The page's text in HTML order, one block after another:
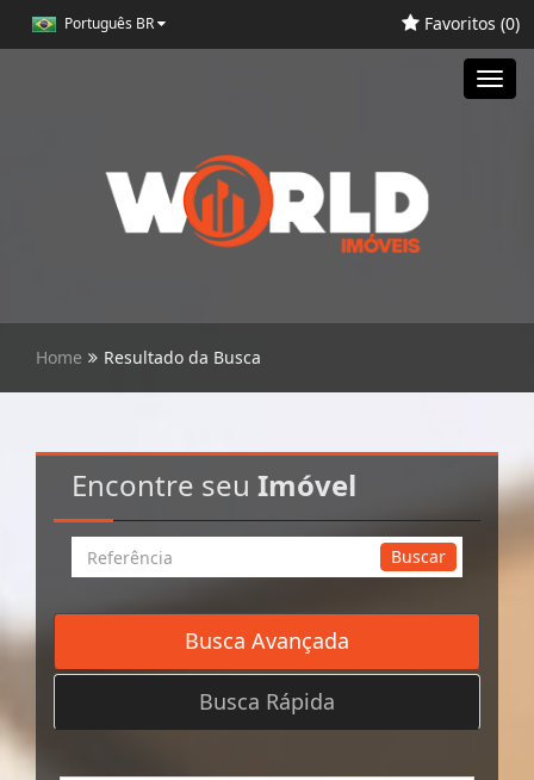
Português BR Favoritos (0)
Home Resultado da Busca
Encontre seu Imóvel
Busca
por
Buscar
Busca Avançada
Busca Rápida